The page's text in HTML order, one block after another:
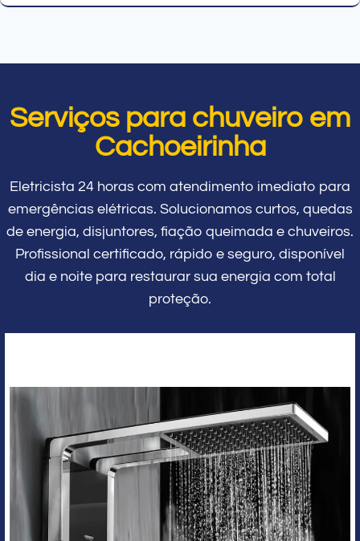
Serviços para chuveiro em
Cachoeirinha
Eletricista 24 horas com atendimento imediato para
emergências elétricas. Solucionamos curtos, quedas
de energia, disjuntores, fiação queimada e chuveiros.
Profissional certificado, rápido e seguro, disponível
dia e noite para restaurar sua energia com total
proteção.